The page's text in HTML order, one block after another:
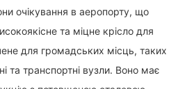
очікування в аеропорту, що
та міцне крісло для
для громадських місць, таких
та транспортні вузли. Воно має